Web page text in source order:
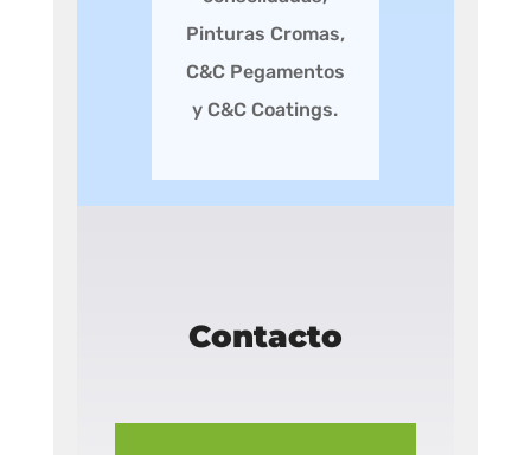
Pinturas Cromas,
C&C Pegamentos
y C&C Coatings.
Contacto